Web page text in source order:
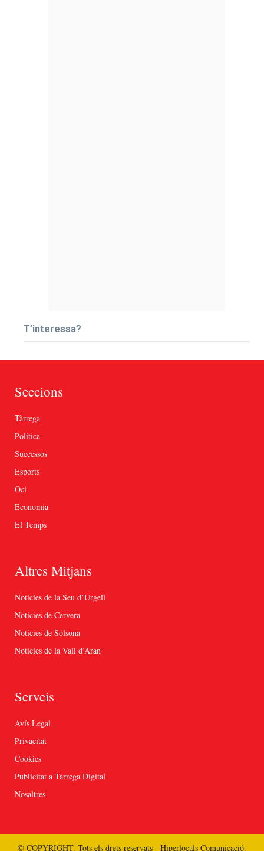
T’interessa?
Seccions
Tàrrega
Política
Successos
Esports
Oci
Economia
El Temps
Altres Mitjans
Notícies de la Seu d’Urgell
Notícies de Cervera
Notícies de Solsona
Notícies de la Vall d’Aran
Serveis
Avís Legal
Privacitat
Cookies
Publicitat a Tàrrega Digital
Nosaltres
© COPYRIGHT. Tots els drets reservats - Hiperlocals Comunicació.